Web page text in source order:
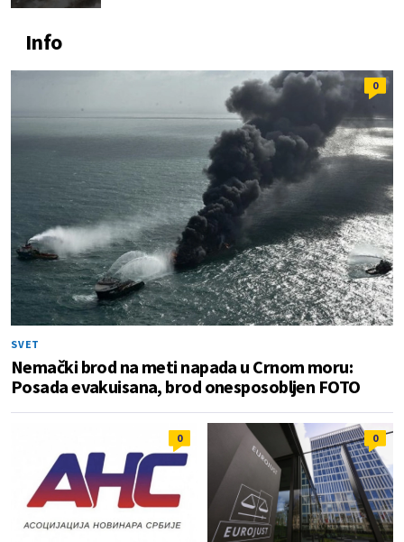
Info
0
SVET
Nemački brod na meti napada u Crnom moru:
Posada evakuisana, brod onesposobljen FOTO
0 0